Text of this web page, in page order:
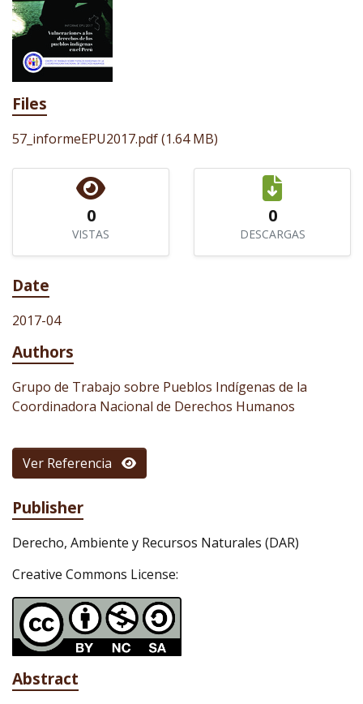
Files
57_informeEPU2017.pdf(1.64 MB)
0
VISTAS
0
DESCARGAS
Date
2017-04
Authors
Grupo de Trabajo sobre Pueblos Indígenas de la
Coordinadora Nacional de Derechos Humanos
Ver Referencia
Publisher
Derecho, Ambiente y Recursos Naturales (DAR)
Creative Commons License:
Abstract